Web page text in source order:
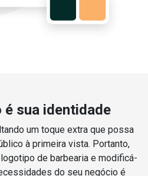
é sua identidade
um toque extra que possa
à primeira vista. Portanto,
de barbearia e modificá-
do seu negócio é